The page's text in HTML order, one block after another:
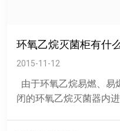
环氧乙烷灭菌柜有什
2015-11-12
由于环氧乙烷易燃、易
闭的环氧乙烷灭菌器内